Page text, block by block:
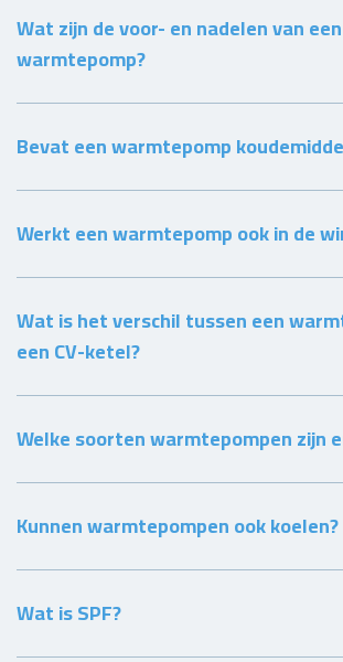
Wat zijn de voor- en nadelen van een
warmtepomp?
Bevat een warmtepomp
Werkt een warmtepomp ook in de
Wat is het verschil tussen een
een CV-ketel?
Welke soorten warmtepompen zijn
Kunnen warmtepompen ook koelen?
Wat is SPF?